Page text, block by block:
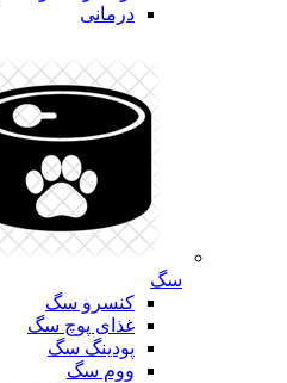
درمانی
سگ
کنسرو سگ
غذای پوچ سگ
پودینگ سگ
ووم سگ